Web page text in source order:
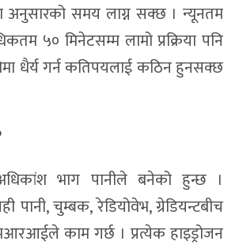
अनुसारको समय लाग्न सक्छ । न्यूनतम
५० मिनेटसम्म लामो प्रक्रिया पनि
धैर्य गर्न कतिपयलाई कठिन हुनसक्छ
भाग पानीले बनेको हुन्छ ।
पानी, चुम्बक, रेडियोवेभ, ग्रेडियन्टबीच
काम गर्छ । प्रत्येक हाइड्रोजन